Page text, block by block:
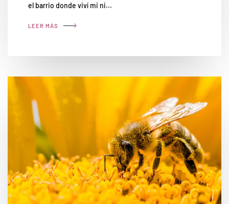
el barrio donde viví mi ni...
LEER MÁS